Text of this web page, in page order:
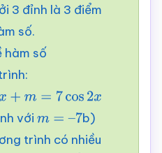
3 đỉnh là 3 điểm
số.
hàm số
m= 7cos2 x
với m=– 7
b)
trình có nhiều